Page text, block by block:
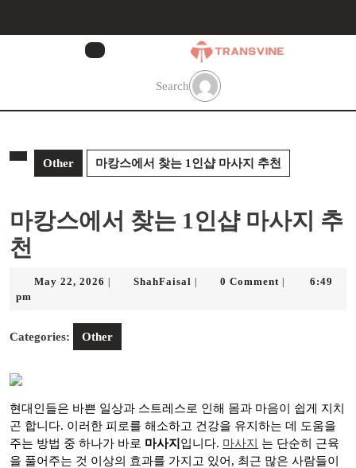
Search
Other 마캉스에서 찾는 1인샵 마사지 추천
마캉스에서 찾는 1인샵 마사지 추
천
May 22, 2026 May
ShahFaisal ShahFaisal0 Comment
6:49
pm
Categories: Other
현대인들은 바쁜 일상과 스트레스로 인해 몸과 마음이 쉽게 지치
곤 합니다. 이러한 피로를 해소하고 건강을 유지하는 데 도움을
주는 방법 중 하나가 바로 마사지 입니다. 마사지
는 단순히 근육
을 풀어주는 것 이상의 효과를 가지고 있어, 최근 많은 사람들이